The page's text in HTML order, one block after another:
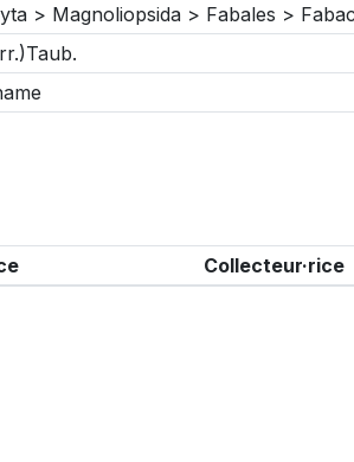
> Magnoliopsida > Fabales >
Collecteur·rice